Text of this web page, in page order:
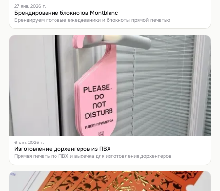
27 янв. 2026 г.
Брендирование блокнотов Montblanc
Брендируем готовые ежедневники и блокноты прямой печатью
6 окт. 2025 г.
Изготовление дорхенгеров из ПВХ
Прямая печать по ПВХ и высечка для изготовления дорхенгеров